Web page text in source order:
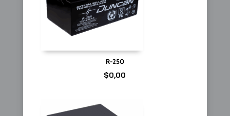
R-250
$0,00